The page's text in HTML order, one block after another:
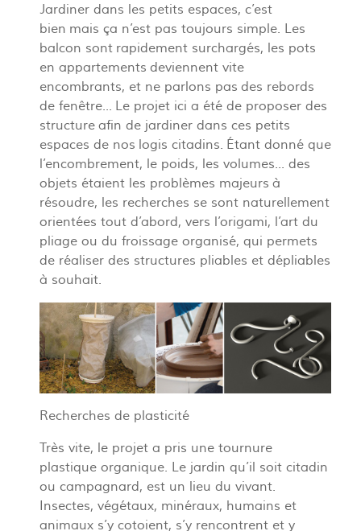
Jardiner dans les petits espaces, c’est
bien mais ça n’est pas toujours simple. Les
balcon sont rapidement surchargés, les pots
en appartements deviennent vite
encombrants, et ne parlons pas des rebords
de fenêtre... Le projet ici a été de proposer des
structure afin de jardiner dans ces petits
espaces de nos logis citadins. Étant donné que
l’encombrement, le poids, les volumes... des
objets étaient les problèmes majeurs à
résoudre, les recherches se sont naturellement
orientées tout d’abord, vers l’origami, l’art du
pliage ou du froissage organisé, qui permets
de réaliser des structures pliables et dépliables
à souhait.
Recherches de plasticité
Très vite, le projet a pris une tournure
plastique organique. Le jardin qu’il soit citadin
ou campagnard, est un lieu du vivant.
Insectes, végétaux, minéraux, humains et
animaux s’y cotoient, s’y rencontrent et y